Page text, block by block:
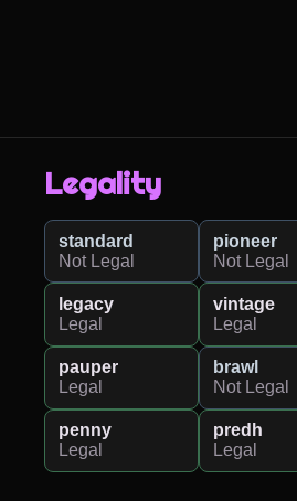
Legality
standard
Not Legal
pioneer
Not Legal
legacy
Legal
vintage
Legal
pauper
Legal
brawl
Not Legal
penny
Legal
predh
Legal